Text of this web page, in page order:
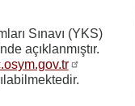
Sınavı (YKS)
açıklanmıştır.